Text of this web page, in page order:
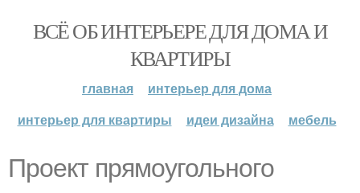
ВСЁ ОБ ИНТЕРЬЕРЕ ДЛЯ ДОМА И
КВАРТИРЫ
главная
интерьер для дома
интерьер для квартиры
идеи дизайна мебель
Проект прямоугольного